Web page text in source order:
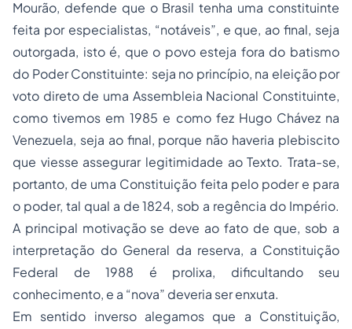
Mourão, defende que o Brasil tenha uma constituinte
feita por especialistas, “notáveis”, e que, ao final, seja
outorgada, isto é, que o povo esteja fora do batismo
do Poder Constituinte: seja no princípio, na eleição por
voto direto de uma Assembleia Nacional Constituinte,
como tivemos em 1985 e como fez Hugo Chávez na
Venezuela, seja ao final, porque não haveria plebiscito
que viesse assegurar legitimidade ao Texto. Trata-se,
portanto, de uma Constituição feita pelo poder e para
o poder, tal qual a de 1824, sob a regência do Império.
A principal motivação se deve ao fato de que, sob a
interpretação do General da reserva, a Constituição
Federal de 1988 é prolixa, dificultando seu
conhecimento, e a “nova” deveria ser enxuta.
Em sentido inverso alegamos que a Constituição,